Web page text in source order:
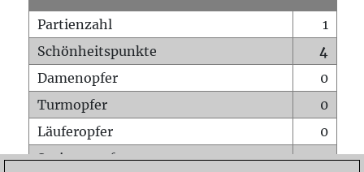
Partienzahl
1
Schönheitspunkte
4
Damenopfer
0
Turmopfer
0
Läuferopfer
0
Springeropfer
0